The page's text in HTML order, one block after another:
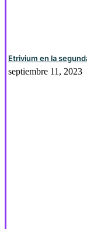
Etrivium en la
septiembre 11, 2023